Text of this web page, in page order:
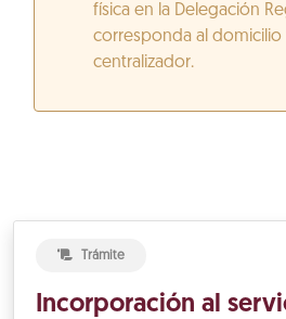
física en la Delegación
corresponda al domicilio
centralizador.
Trámite
Incorporación al